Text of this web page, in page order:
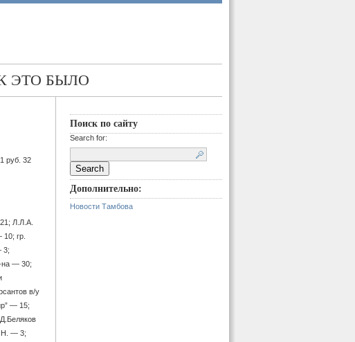
ЭТО БЫЛО
руб. 32
Л.Л.А.
гр.
3;
— 30;
в/у
— 15;
— 3;
Поиск по сайту
Search for:
Дополнительно:
Новости Тамбова